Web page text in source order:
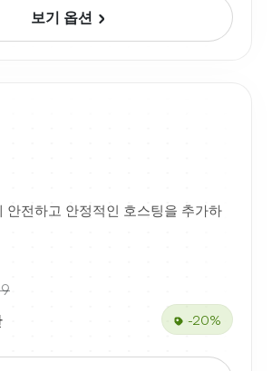
보기 옵션
안전하고 안정적인 호스팅을 추가하
-20%